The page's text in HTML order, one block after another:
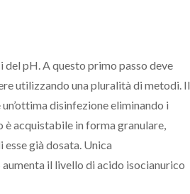
del pH. A questo primo passo deve
utilizzando una pluralità di metodi. Il
disinfezione eliminando i
è acquistabile in forma granulare,
già dosata. Unica
il livello di acido isocianurico